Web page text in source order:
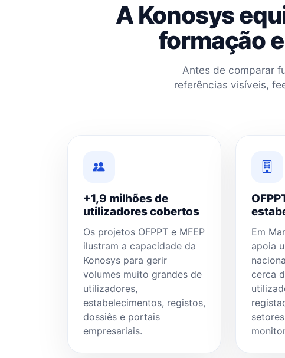
A Konosys
formação
Antes de comparar
referências visíveis,
+1,9 milhões de
utilizadores cobertos
Os projetos OFPPT e MFEP
ilustram a capacidade da
Konosys para gerir
volumes muito grandes de
utilizadores,
estabelecimentos, registos,
dossiês e portais
empresariais.
Em
apoia
cerca